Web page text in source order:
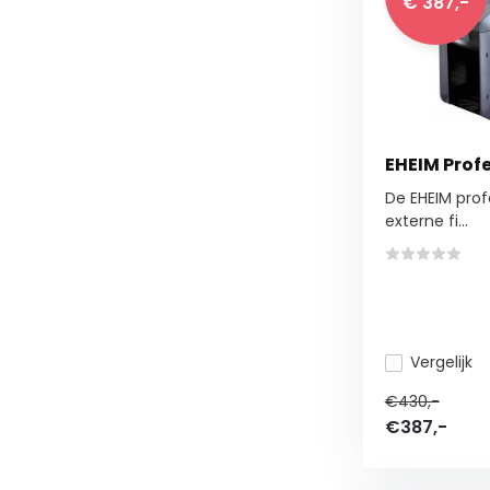
EHEIM
De EHEIM
externe fi...
Vergelijk
€430,-
€387,-